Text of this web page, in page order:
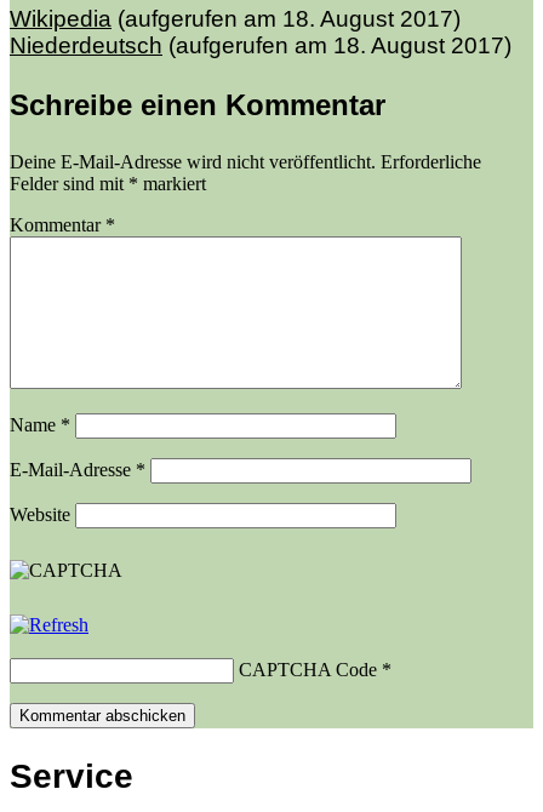
Wikipedia (aufgerufen am 18. August 2017)
Niederdeutsch (aufgerufen am 18. August 2017)
Schreibe einen Kommentar
Deine E-Mail-Adresse wird nicht veröffentlicht. Erforderliche
Felder sind mit * markiert
Kommentar *
Name *
E-Mail-Adresse *
Website
CAPTCHA Code *
Service